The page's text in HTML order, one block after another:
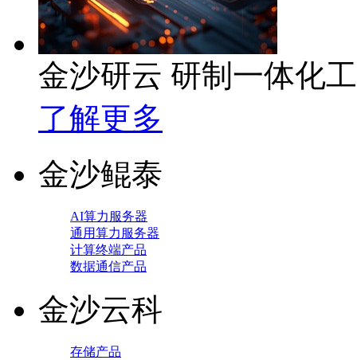
金沙研云 研制一体化
了解更多
金沙鲲泰
AI算力服务器
通用算力服务器
计算终端产品
数据通信产品
金沙云科
存储产品